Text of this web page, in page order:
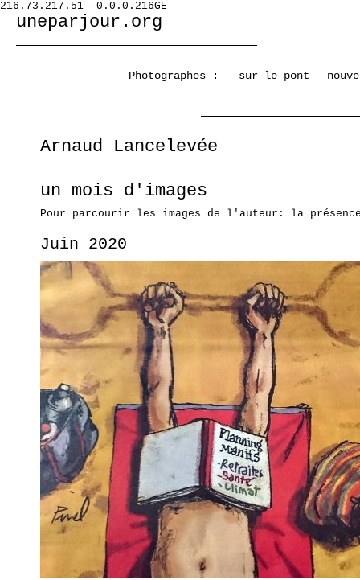
216.73.217.51--0.0.0.216GE
uneparjour.org
Photographes : sur le pont
Arnaud Lancelevée
un mois d'images
Pour parcourir les images de l'auteur: la
Juin 2020